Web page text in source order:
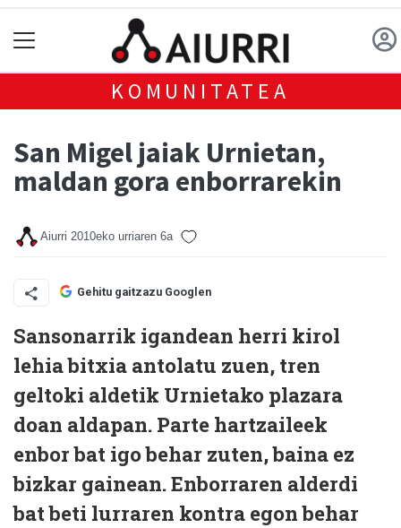
KOMUNITATEA
San Migel jaiak Urnietan,
maldan gora enborrarekin
Aiurri 2010eko urriaren 6a
Gehitu gaitzazu Googlen
Sansonarrik igandean herri kirol
lehia bitxia antolatu zuen, tren
geltoki aldetik Urnietako plazara
doan aldapan. Parte hartzaileek
enbor bat igo behar zuten, baina ez
bizkar gainean. Enborraren alderdi
bat beti lurraren kontra egon behar